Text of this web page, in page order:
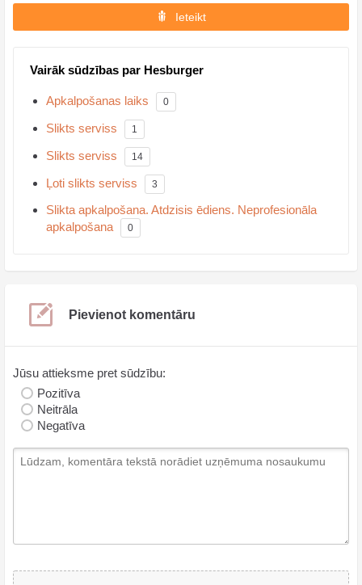
Ieteikt
Vairāk sūdzības par Hesburger
Apkalpošanas laiks 0
Slikts serviss 1
Slikts serviss 14
Ļoti slikts serviss 3
Slikta apkalpošana. Atdzisis ēdiens. Neprofesionāla
apkalpošana
0
Pievienot komentāru
Jūsu attieksme pret sūdzību:
Pozitīva
Neitrāla
Negatīva